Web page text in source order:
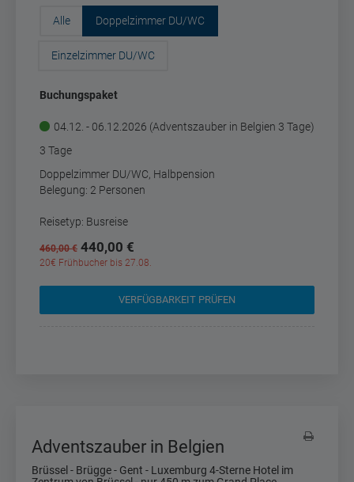
Alle Doppelzimmer DU/WC
Einzelzimmer DU/WC
Buchungspaket
04.12. - 06.12.2026 (Adventszauber in Belgien 3 Tage)
3 Tage
Doppelzimmer DU/WC, Halbpension
Belegung: 2 Personen
Reisetyp: Busreise
460,00 € 440,00 €
20€ Frühbucher bis 27.08.
VERFÜGBARKEIT PRÜFEN
Adventszauber in Belgien
Brüssel - Brügge - Gent - Luxemburg 4-Sterne Hotel im